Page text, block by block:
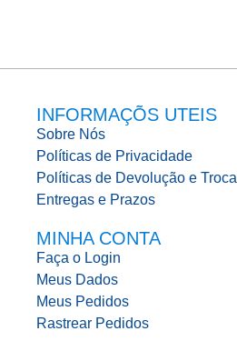
INFORMAÇÕS UTEIS
Sobre Nós
Políticas de Privacidade
Políticas de Devolução e Troca
Entregas e Prazos
MINHA CONTA
Faça o Login
Meus Dados
Meus Pedidos
Rastrear Pedidos